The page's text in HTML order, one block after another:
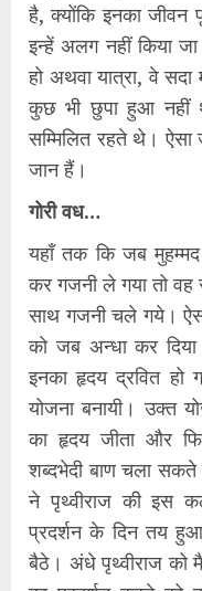
है, क्योंकि इनका जीवन
इन्हें अलग नहीं किया
हो अथवा यात्रा, वे
कुछ भी छुपा हुआ नहीं
सम्मिलित रहते थे। ऐसा
जान हैं।
गोरी वध…
यहाँ तक कि जब मुहम्मद
कर गजनी ले गया तो
साथ गजनी चले गये।
को जब अन्धा कर
इनका हृदय द्रवित हो
योजना बनायी। उक्त
का हृदय जीता और
शब्दभेदी बाण चला सकते
ने पृथ्वीराज की इस
प्रदर्शन के दिन तय
बैठे। अंधे पृथ्वीराज को